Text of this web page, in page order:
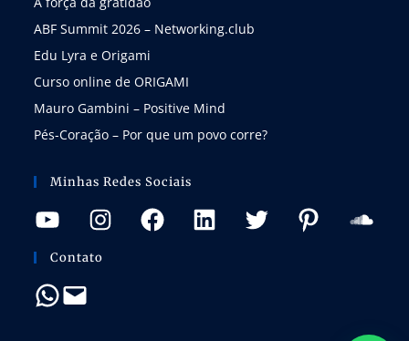
ABF Summit 2026 – Networking.club
Edu Lyra e Origami
Curso online de ORIGAMI
Mauro Gambini – Positive Mind
Pés-Coração – Por que um povo corre?
Minhas Redes Sociais
Contato